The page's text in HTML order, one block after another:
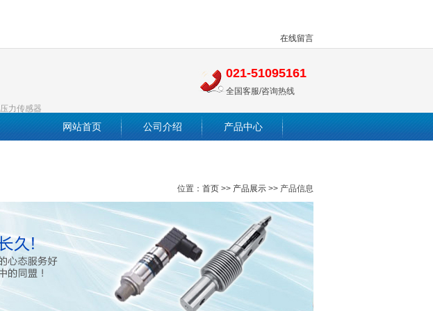
在线留言
压力传感器
021-51095161
全国客服/咨询热线
网站首页 公司介绍 产品中心
位置： 首页 >> 产品展示 >> 产品信息